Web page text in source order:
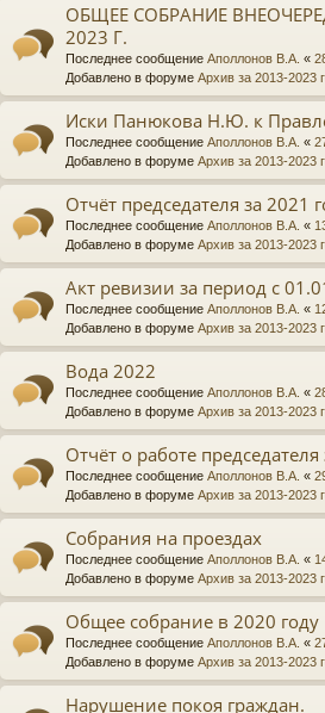
ОБЩЕЕ СОБРАНИЕ
2023 Г.
Последнее сообщение Аполлонов В.А. «
Добавлено в форуме Архив за 2013-2023
Иски Панюкова Н.Ю. к
Последнее сообщение Аполлонов В.А. «
Добавлено в форуме Архив за 2013-2023
Отчёт председателя за 2021
Последнее сообщение Аполлонов В.А. «
Добавлено в форуме Архив за 2013-2023
Акт ревизии за период с
Последнее сообщение Аполлонов В.А. «
Добавлено в форуме Архив за 2013-2023
Вода 2022
Последнее сообщение Аполлонов В.А. «
Добавлено в форуме Архив за 2013-2023
Отчёт о работе председателя
Последнее сообщение Аполлонов В.А. «
Добавлено в форуме Архив за 2013-2023
Собрания на проездах
Последнее сообщение Аполлонов В.А. «
Добавлено в форуме Архив за 2013-2023
Общее собрание в 2020 году
Последнее сообщение Аполлонов В.А. «
Добавлено в форуме Архив за 2013-2023
Нарушение покоя граждан.